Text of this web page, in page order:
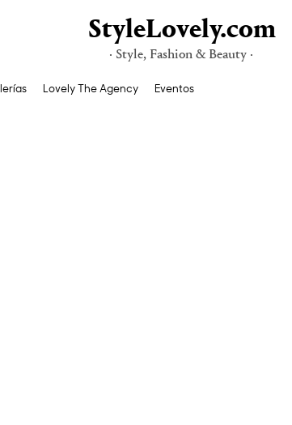
StyleLovely.com
· Style, Fashion & Beauty ·
Lovely The Agency Eventos